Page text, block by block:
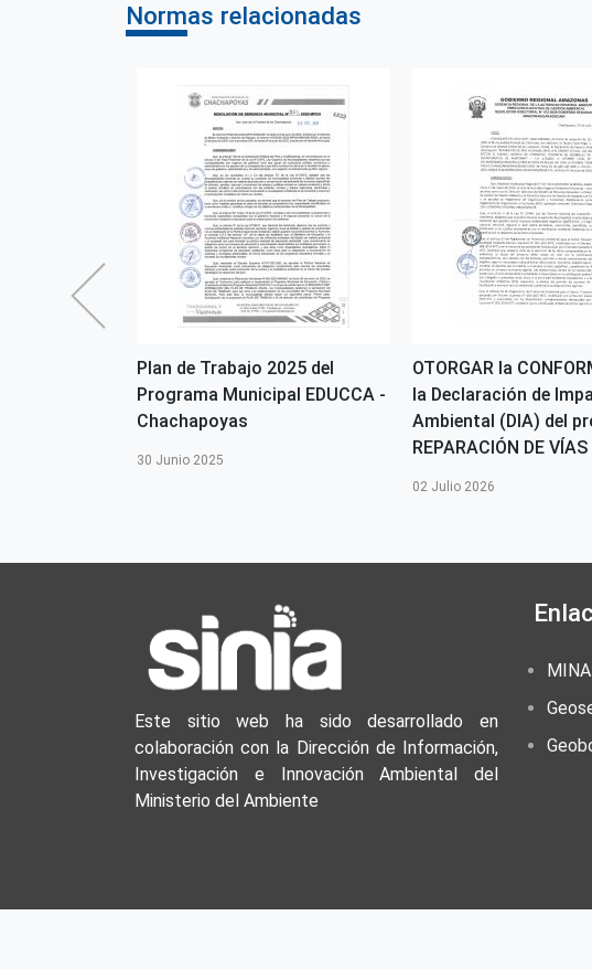
Normas relacionadas
Plan de Trabajo 2025 del
Programa Municipal EDUCCA -
Chachapoyas
30 Junio 2025
OTORGAR la
la Declaración de
Ambiental (DIA) del
REPARACIÓN DE VÍAS
02 Julio 2026
Este sitio web ha sido desarrollado en
colaboración con la Dirección de Información,
Investigación e Innovación Ambiental del
Ministerio del Ambiente